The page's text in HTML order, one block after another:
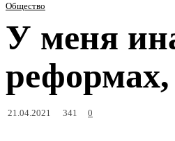
Общество
У меня
21.04.2021 341 0